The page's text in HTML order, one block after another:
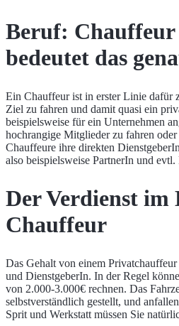
Beruf: Chauffeur
bedeutet das
Ein Chauffeur ist in erster Linie dafür
Ziel zu fahren und damit quasi ein
beispielsweise für ein Unternehmen
hochrangige Mitglieder zu fahren
Chauffeure ihre direkten
also beispielsweise PartnerIn und
Der Verdienst im
Chauffeur
Das Gehalt von einem
und DienstgeberIn. In der Regel
von 2.000-3.000€ rechnen. Das
selbstverständlich gestellt, und
Sprit und Werkstatt müssen Sie